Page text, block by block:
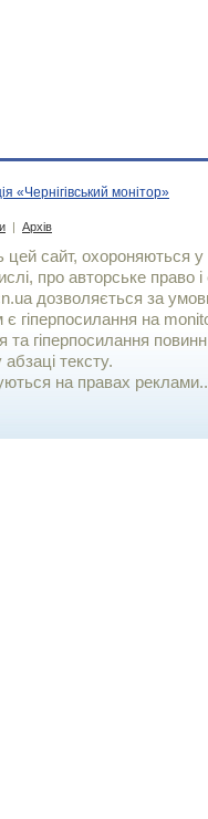
«Чернігівський монітор»
| Архів
цей сайт, охороняються у
про авторське право і
дозволяється за
гiперпосилання на
гіперпосилання
тексту.
на правах реклами..